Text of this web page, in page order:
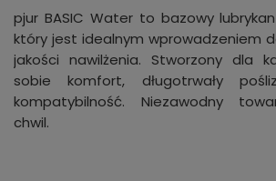
pjur BASIC Water to bazowy
który jest idealnym wprowadzeniem
jakości nawilżenia. Stworzony dla
sobie komfort, długotrwały
kompatybilność. Niezawodny
chwil.